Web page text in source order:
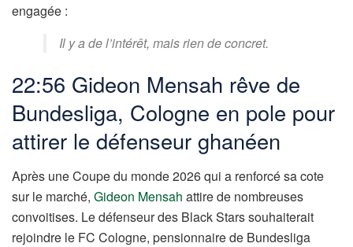
engagée :
Il y a de l’intérêt, mais rien de concret.
22:56 Gideon Mensah rêve de
Bundesliga, Cologne en pole pour
attirer le défenseur ghanéen
Après une Coupe du monde 2026 qui a renforcé sa cote
sur le marché, Gideon Mensah attire de nombreuses
convoitises. Le défenseur des Black Stars souhaiterait
rejoindre le FC Cologne, pensionnaire de Bundesliga